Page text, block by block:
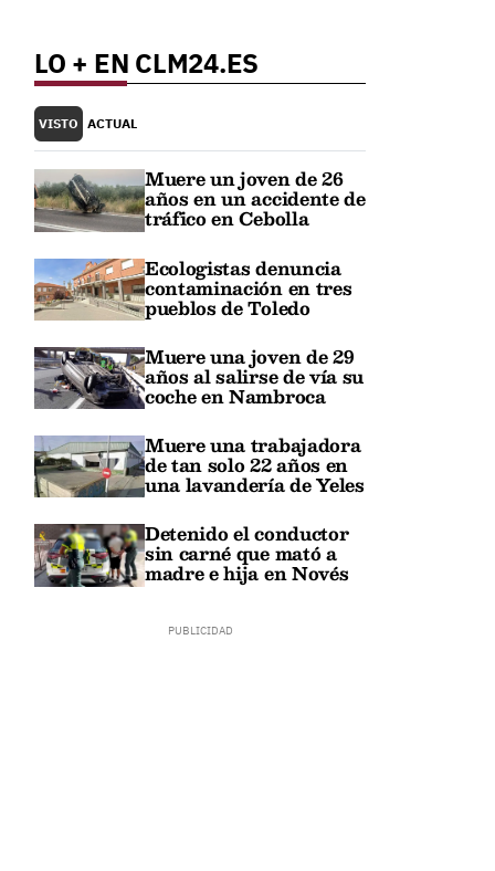
LO + EN CLM24.ES
VISTO ACTUAL
Muere un joven de 26
años en un accidente de
tráfico en Cebolla
Ecologistas denuncia
contaminación en tres
pueblos de Toledo
Muere una joven de 29
años al salirse de vía su
coche en Nambroca
Muere una trabajadora
de tan solo 22 años en
una lavandería de Yeles
Detenido el conductor
sin carné que mató a
madre e hija en Novés